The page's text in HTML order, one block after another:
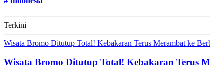
Terkini
Wisata Bromo Ditutup Total! Kebakaran Terus Merambat ke
Wisata Bromo Ditutup Total! Kebakaran Terus